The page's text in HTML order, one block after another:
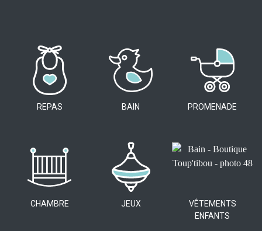
REPAS BAIN PROMENADE
CHAMBRE JEUX
VÊTEMENTS
ENFANTS